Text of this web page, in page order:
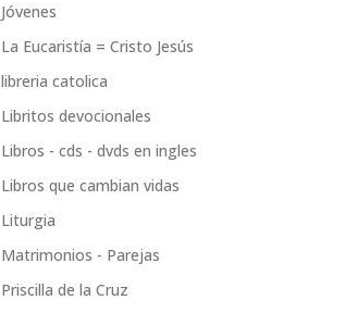
Jóvenes
La Eucaristía = Cristo Jesús
libreria catolica
Libritos devocionales
Libros - cds - dvds en ingles
Libros que cambian vidas
Liturgia
Matrimonios - Parejas
Priscilla de la Cruz